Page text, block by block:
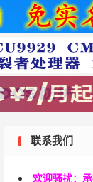
联系我们
欢迎骚扰：